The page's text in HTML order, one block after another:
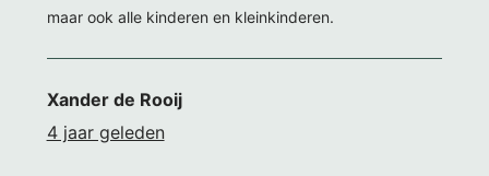
maar ook alle kinderen en kleinkinderen.
Xander de Rooij
4 jaar geleden